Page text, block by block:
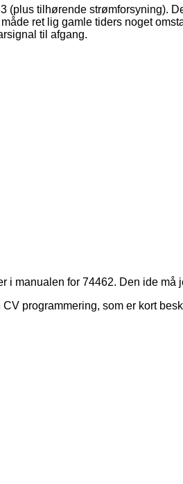
(plus tilhørende strømforsyning).
ret lig gamle tiders noget
til afgang.
i manualen for 74462. Den ide
programmering, som er kort